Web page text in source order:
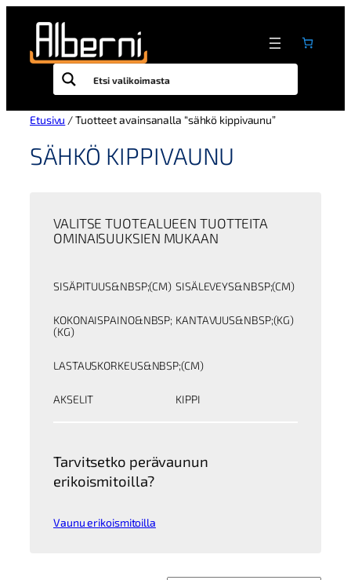
sisältöön
Etusivu / Tuotteet avainsanalla “sähkö kippivaunu”
SÄHKÖ KIPPIVAUNU
VALITSE TUOTEALUEEN TUOTTEITA
OMINAISUUKSIEN MUKAAN
SISÄPITUUS&NBSP;(CM) SISÄLEVEYS&NBSP;(CM)
KOKONAISPAINO&NBSP;
(KG)
KANTAVUUS&NBSP;(KG)
LASTAUSKORKEUS&NBSP;(CM)
AKSELIT KIPPI
Tarvitsetko perävaunun
erikoismitoilla?
Vaunu erikoismitoilla